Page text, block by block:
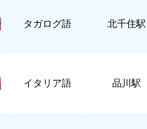
タガログ語 北千住駅
イタリア語 品川駅